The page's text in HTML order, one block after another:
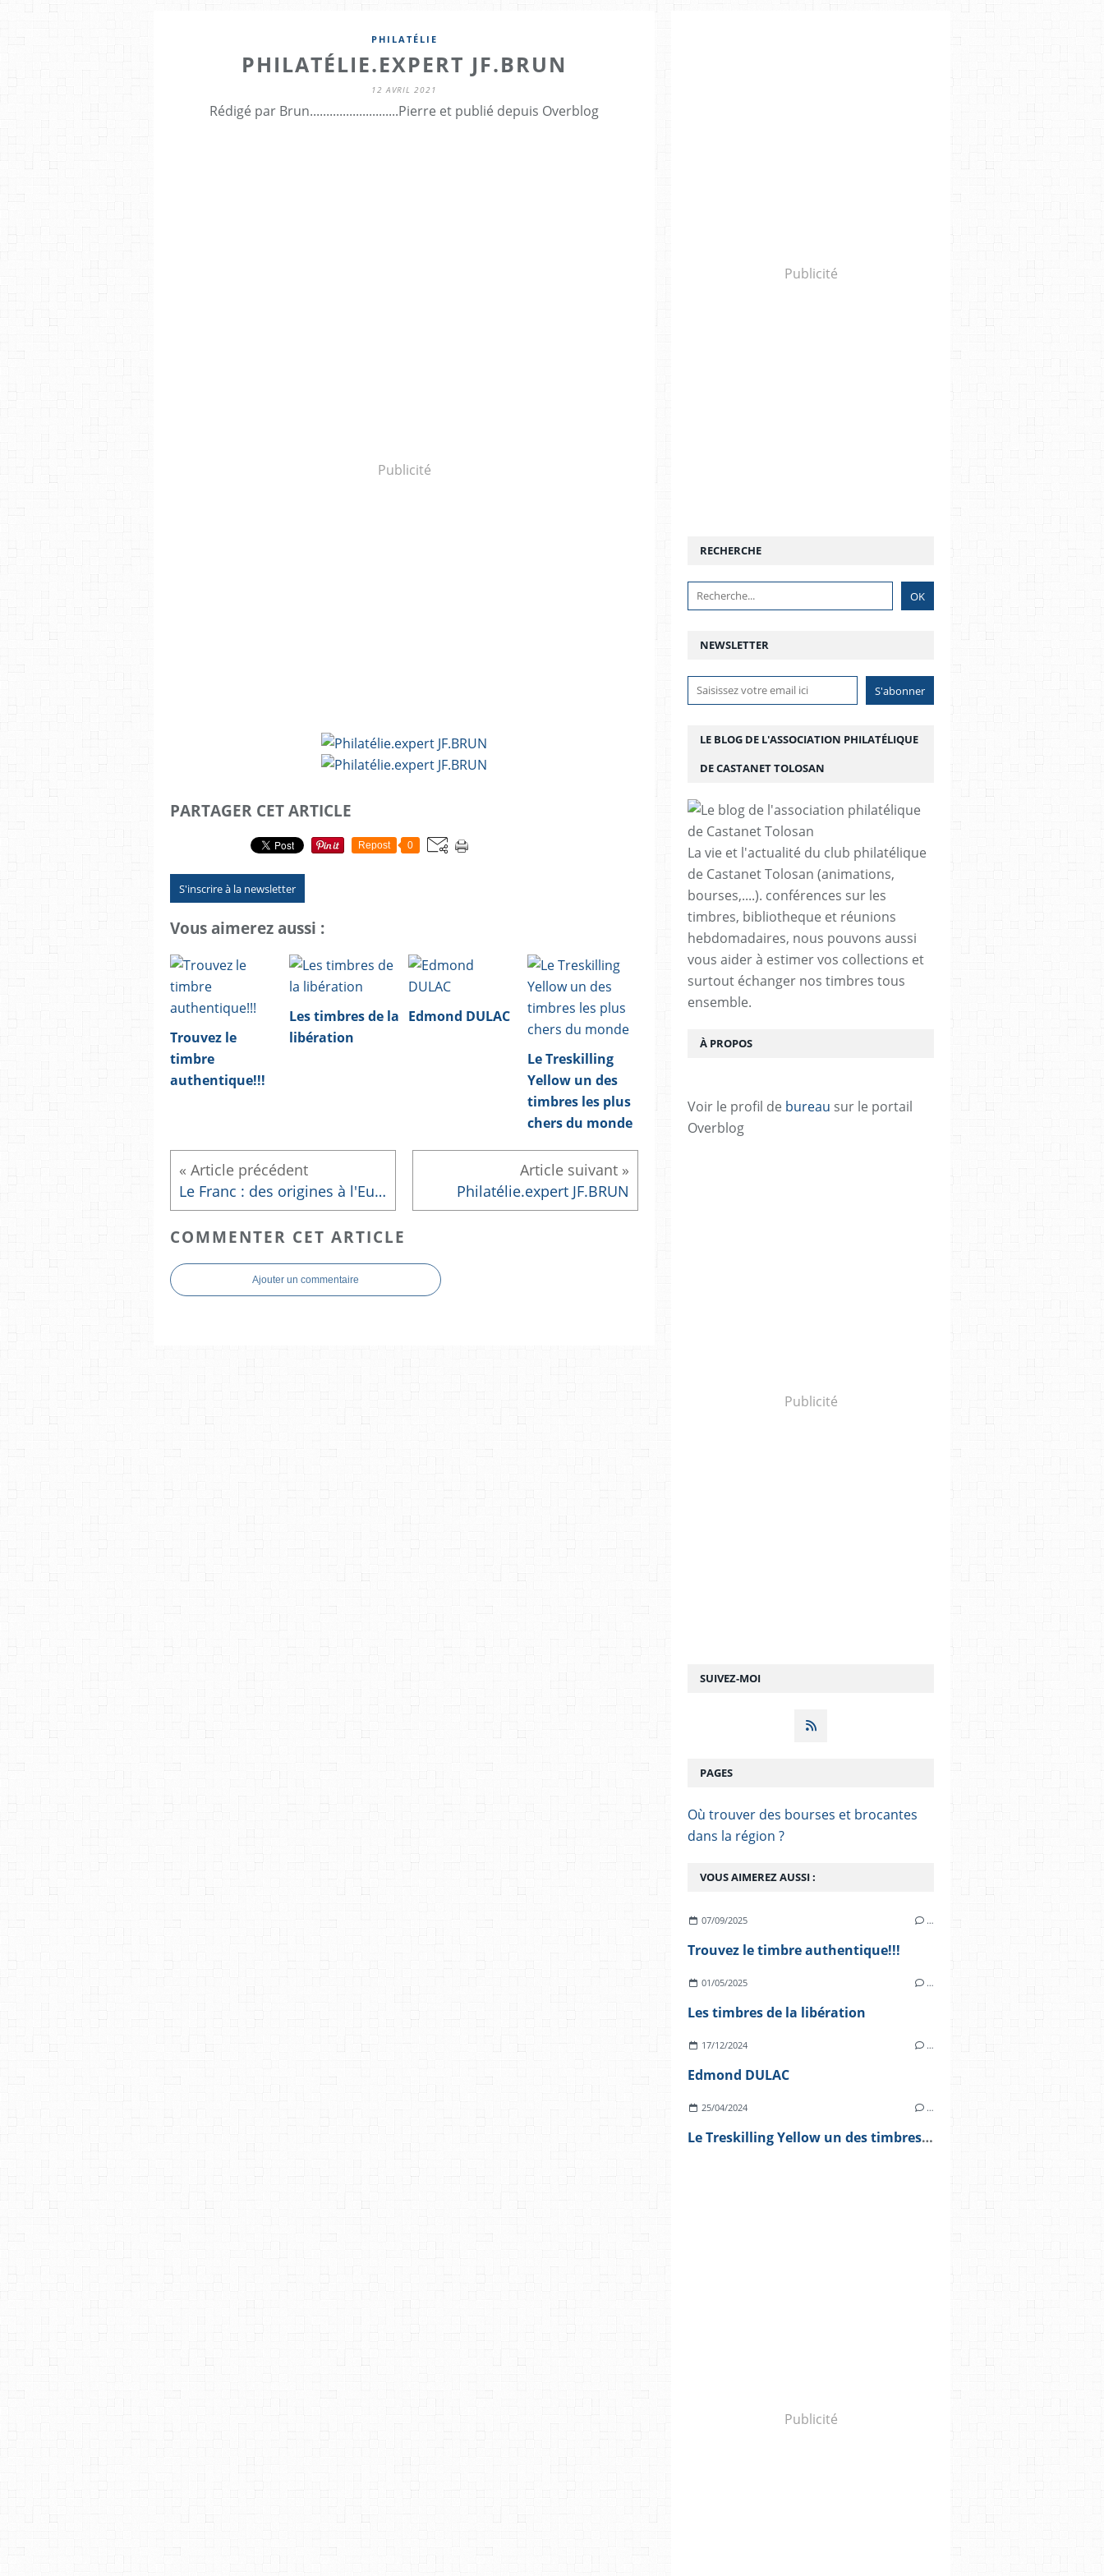
PHILATÉLIE
PHILATÉLIE.EXPERT JF.BRUN
12 AVRIL 2021
Rédigé par Brun...........................Pierre et publié depuis Overblog
Publicité
PARTAGER CET ARTICLE
Repost 0
S'inscrire à la newsletter
Vous aimerez aussi :
Trouvez le
timbre
authentique!!!
Les timbres de la
libération
Edmond DULAC
Le Treskilling
Yellow un des
timbres les plus
chers du monde
Le Franc : des origines à l'Euro Philatélie.expert JF.BRUN
COMMENTER CET ARTICLE
Ajouter un commentaire
Publicité
NEWSLETTER
SUIVEZ-MOI
RECHERCHE
LE BLOG DE L'ASSOCIATION PHILATÉLIQUE
DE CASTANET TOLOSAN
La vie et l'actualité du club philatélique
de Castanet Tolosan (animations,
bourses,....). conférences sur les
timbres, bibliotheque et réunions
hebdomadaires, nous pouvons aussi
vous aider à estimer vos collections et
surtout échanger nos timbres tous
ensemble.
À PROPOS
Voir le profil de bureau sur le portail
Overblog
Publicité
VOUS AIMEREZ AUSSI :
07/09/2025 …
Trouvez le timbre authentique!!!
01/05/2025 …
Les timbres de la libération
17/12/2024 …
Edmond DULAC
25/04/2024 …
Le Treskilling Yellow un des timbres les plus chers du monde
PAGES
Où trouver des bourses et brocantes
dans la région ?
Publicité